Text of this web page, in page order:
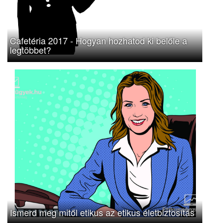
Cafetéria 2017 - Hogyan hozhatod ki belőle a
legtöbbet?
Ismerd meg mitől etikus az etikus életbiztosítás